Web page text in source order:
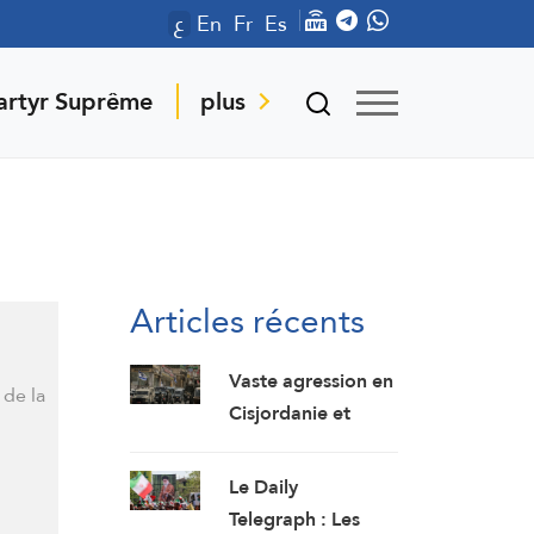
ع En Fr Es
Suprême plus
la
Articles récents
Vaste agression en
Cisjordanie et
l’occupation de
Qalandiya après
Le Daily
Telegraph : Les